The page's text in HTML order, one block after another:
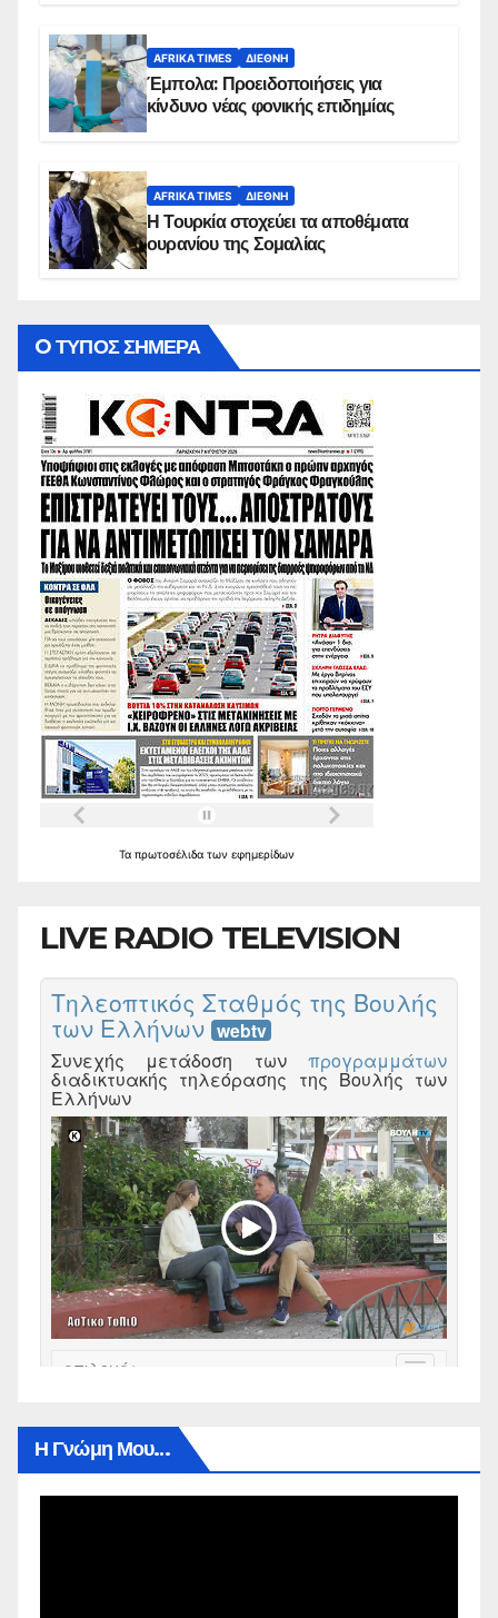
AFRIKA TIMES ΔΙΕΘΝΉ
Έμπολα: Προειδοποιήσεις για
κίνδυνο νέας φονικής επιδημίας
AFRIKA TIMES ΔΙΕΘΝΉ
Η Τουρκία στοχεύει τα αποθέματα
ουρανίου της Σομαλίας
O ΤΥΠΟΣ ΣΗΜΕΡΑ
Τα πρωτοσέλιδα των εφημερίδων
LIVE RADIO TELEVISION
Η Γνώμη Μου…